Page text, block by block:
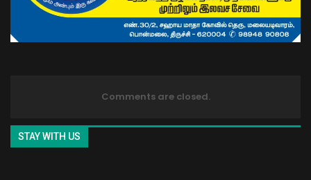
Comments are closed.
STAY WITH US